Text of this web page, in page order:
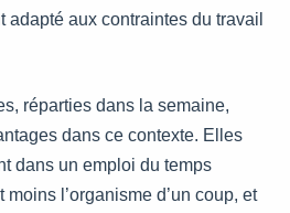
aux contraintes du travail
réparties dans la semaine,
dans ce contexte. Elles
dans un emploi du temps
l’organisme d’un coup, et